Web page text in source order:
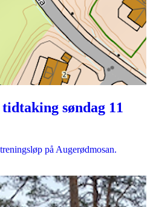
søndag 11
på Augerødmosan.